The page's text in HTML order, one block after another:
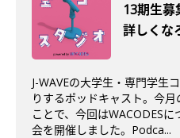
13期生募
詳しくな
J-WAVEの大学生・専門学生
りするポッドキャスト。今
ことで、今回はWACODES
会を開催しました。Podca...